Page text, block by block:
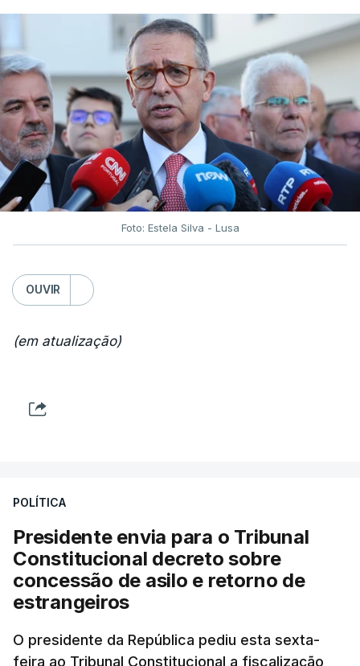
Foto: Estela Silva - Lusa
OUVIR
(em atualização)
POLÍTICA
Presidente envia para o Tribunal
Constitucional decreto sobre
concessão de asilo e retorno de
estrangeiros
O presidente da República pediu esta sexta-
feira ao Tribunal Constitucional a fiscalização